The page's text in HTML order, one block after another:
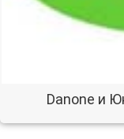
Danone и